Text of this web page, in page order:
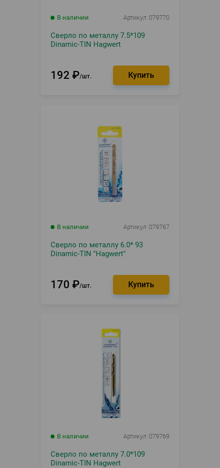
В наличии Артикул 079770
Сверло по металлу 7.5*109
Dinamic-TIN Hagwert
192 ₽ шт.
В наличии Артикул 079767
Сверло по металлу 6.0* 93
Dinamic-TIN "Hagwert"
170 ₽ шт.
В наличии Артикул 079769
Сверло по металлу 7.0*109
Dinamic-TIN Hagwert